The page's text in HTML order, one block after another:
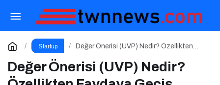
Startup
Değer Önerisi (UVP) Nedir? Özellikten
Değer Önerisi (UVP) Nedir?
EduTalks Etkinliği 25 Aralık’ta İstanbul Medipol
Üniversitesi’nde!
Yorum Yap